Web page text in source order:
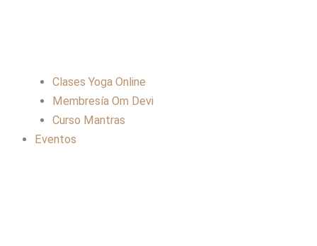
Clases Yoga Online
Membresía Om Devi
Curso Mantras
Eventos